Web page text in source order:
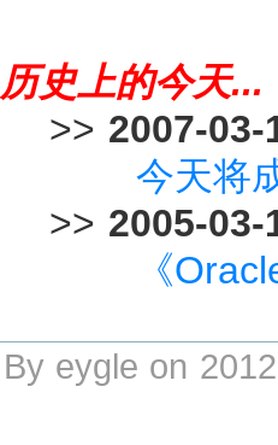
历史上的今天...
>> 2007-03-
今天将
>> 2005-03-
《
By eygle on